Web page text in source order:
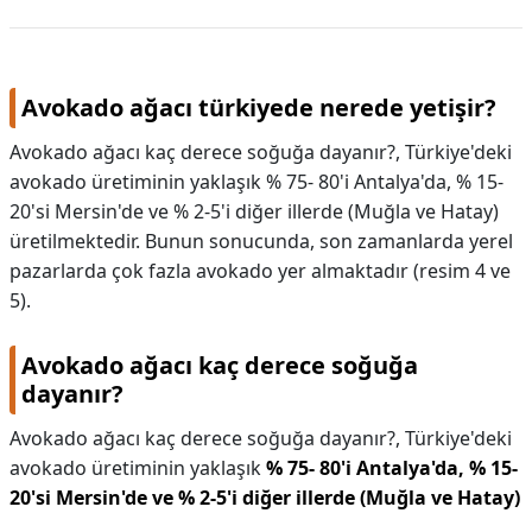
Avokado ağacı türkiyede nerede yetişir?
Avokado ağacı kaç derece soğuğa dayanır?, Türkiye'deki
avokado üretiminin yaklaşık % 75- 80'i Antalya'da, % 15-
20'si Mersin'de ve % 2-5'i diğer illerde (Muğla ve Hatay)
üretilmektedir. Bunun sonucunda, son zamanlarda yerel
pazarlarda çok fazla avokado yer almaktadır (resim 4 ve
5).
Avokado ağacı kaç derece soğuğa
dayanır?
Avokado ağacı kaç derece soğuğa dayanır?, Türkiye'deki
avokado üretiminin yaklaşık% 75- 80'i Antalya'da, % 15-
20'si Mersin'de ve % 2-5'i diğer illerde (Muğla ve Hatay)